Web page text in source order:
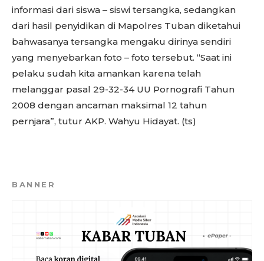
informasi dari siswa – siswi tersangka, sedangkan
dari hasil penyidikan di Mapolres Tuban diketahui
bahwasanya tersangka mengaku dirinya sendiri
yang menyebarkan foto – foto tersebut. “Saat ini
pelaku sudah kita amankan karena telah
melanggar pasal 29-32-34 UU Pornografi Tahun
2008 dengan ancaman maksimal 12 tahun
pernjara”, tutur AKP. Wahyu Hidayat. (ts)
BANNER